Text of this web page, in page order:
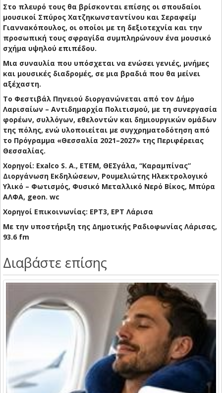
Στο πλευρό τους θα βρίσκονται επίσης οι σπουδαίοι
μουσικοί Σπύρος Χατζηκωνσταντίνου και Σεραφείμ
Γιαννακόπουλος, οι οποίοι με τη δεξιοτεχνία και την
προσωπική τους σφραγίδα συμπληρώνουν ένα μουσικό
σχήμα υψηλού επιπέδου.
Μια συναυλία που υπόσχεται να ενώσει γενιές, μνήμες
και μουσικές διαδρομές, σε μια βραδιά που θα μείνει
αξέχαστη.
Το Φεστιβάλ Πηνειού διοργανώνεται από τον Δήμο
Λαρισαίων – Αντιδημαρχία Πολιτισμού, με τη συνεργασία
φορέων, συλλόγων, εθελοντών και δημιουργικών ομάδων
της πόλης, ενώ υλοποιείται με συγχρηματοδότηση από
το Πρόγραμμα «Θεσσαλία 2021–2027» της Περιφέρειας
Θεσσαλίας.
Χορηγοί: Exalco S. A., ETEM, ΘΕΣγάλα, “Καραμπίνας”
Διοργάνωση Εκδηλώσεων, Ρουμελιώτης Ηλεκτρολογικό
Υλικό – Φωτισμός, Φυσικό Μεταλλικό Νερό Βίκος, Μπύρα
ΑΛΦΑ, geon. wc
Χορηγοί Επικοινωνίας: ΕΡΤ3, ΕΡΤ Λάρισα
Με την υποστήριξη της Δημοτικής Ραδιοφωνίας Λάρισας,
93.6 fm
Διαβάστε επίσης